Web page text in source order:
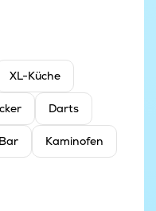
XL-Küche
Darts
Bar Kaminofen